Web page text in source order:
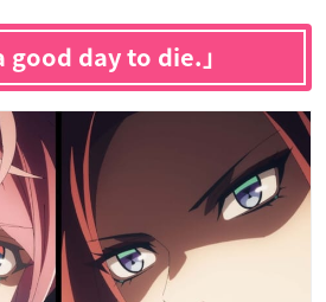
good day to die.」